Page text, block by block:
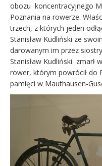
obozu koncentracyjnego
Poznania na rowerze.
trzech, z których jeden
Stanisław Kudliński ze
darowanym im przez
Stanisław Kudliński zmarł
rower, którym powrócił do
pamięci w Mauthausen-